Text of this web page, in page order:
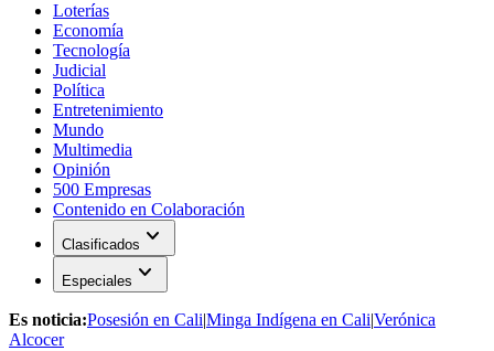
Loterías
Economía
Tecnología
Judicial
Política
Entretenimiento
Mundo
Multimedia
Opinión
500 Empresas
Contenido en Colaboración
Clasificados expand_more
Especiales expand_more
Es noticia:Posesión en Cali|Minga Indígena en Cali|Verónica
Alcocer